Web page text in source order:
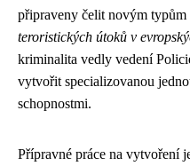
připraveny čelit novým typům
teroristických útoků v
kriminalita vedly vedení
vytvořit specializovanou
schopnostmi.
Přípravné práce na vytvoření